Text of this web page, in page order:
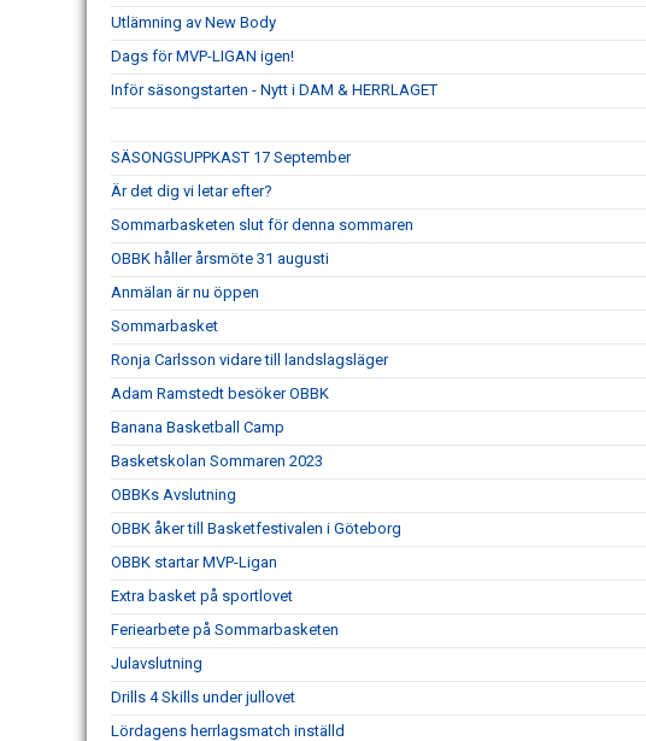
Utlämning av New Body
Dags för MVP-LIGAN igen!
Inför säsongstarten - Nytt i DAM & HERRLAGET
SÄSONGSUPPKAST 17 September
Är det dig vi letar efter?
Sommarbasketen slut för denna sommaren
OBBK håller årsmöte 31 augusti
Anmälan är nu öppen
Sommarbasket
Ronja Carlsson vidare till landslagsläger
Adam Ramstedt besöker OBBK
Banana Basketball Camp
Basketskolan Sommaren 2023
OBBKs Avslutning
OBBK åker till Basketfestivalen i Göteborg
OBBK startar MVP-Ligan
Extra basket på sportlovet
Feriearbete på Sommarbasketen
Julavslutning
Drills 4 Skills under jullovet
Lördagens herrlagsmatch inställd